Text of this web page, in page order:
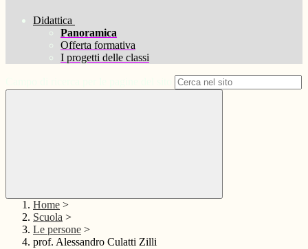
Didattica
Panoramica
Offerta formativa
I progetti delle classi
Home >
Scuola >
Le persone >
prof. Alessandro Culatti Zilli